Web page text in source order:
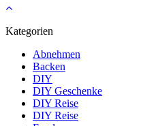
Kategorien
Abnehmen
Backen
DIY
DIY Geschenke
DIY Reise
DIY Reise